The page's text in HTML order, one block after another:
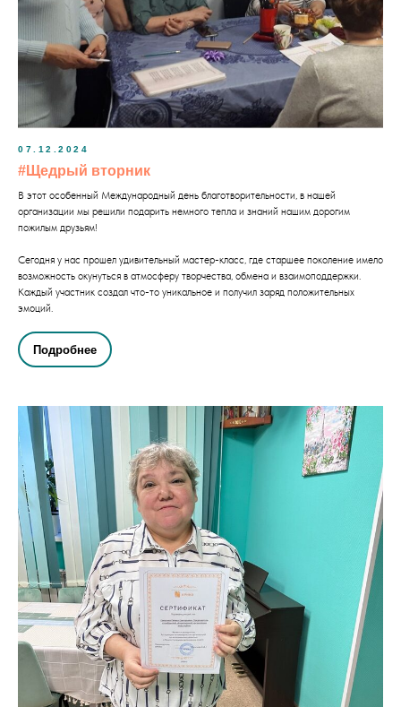
07.12.2024
#Щедрый вторник
В этот особенный Международный день благотворительности, в нашей
организации мы решили подарить немного тепла и знаний нашим дорогим
пожилым друзьям!
Сегодня у нас прошел удивительный мастер-класс, где старшее поколение имело
возможность окунуться в атмосферу творчества, обмена и взаимоподдержки.
Каждый участник создал что-то уникальное и получил заряд положительных
эмоций.
Подробнее